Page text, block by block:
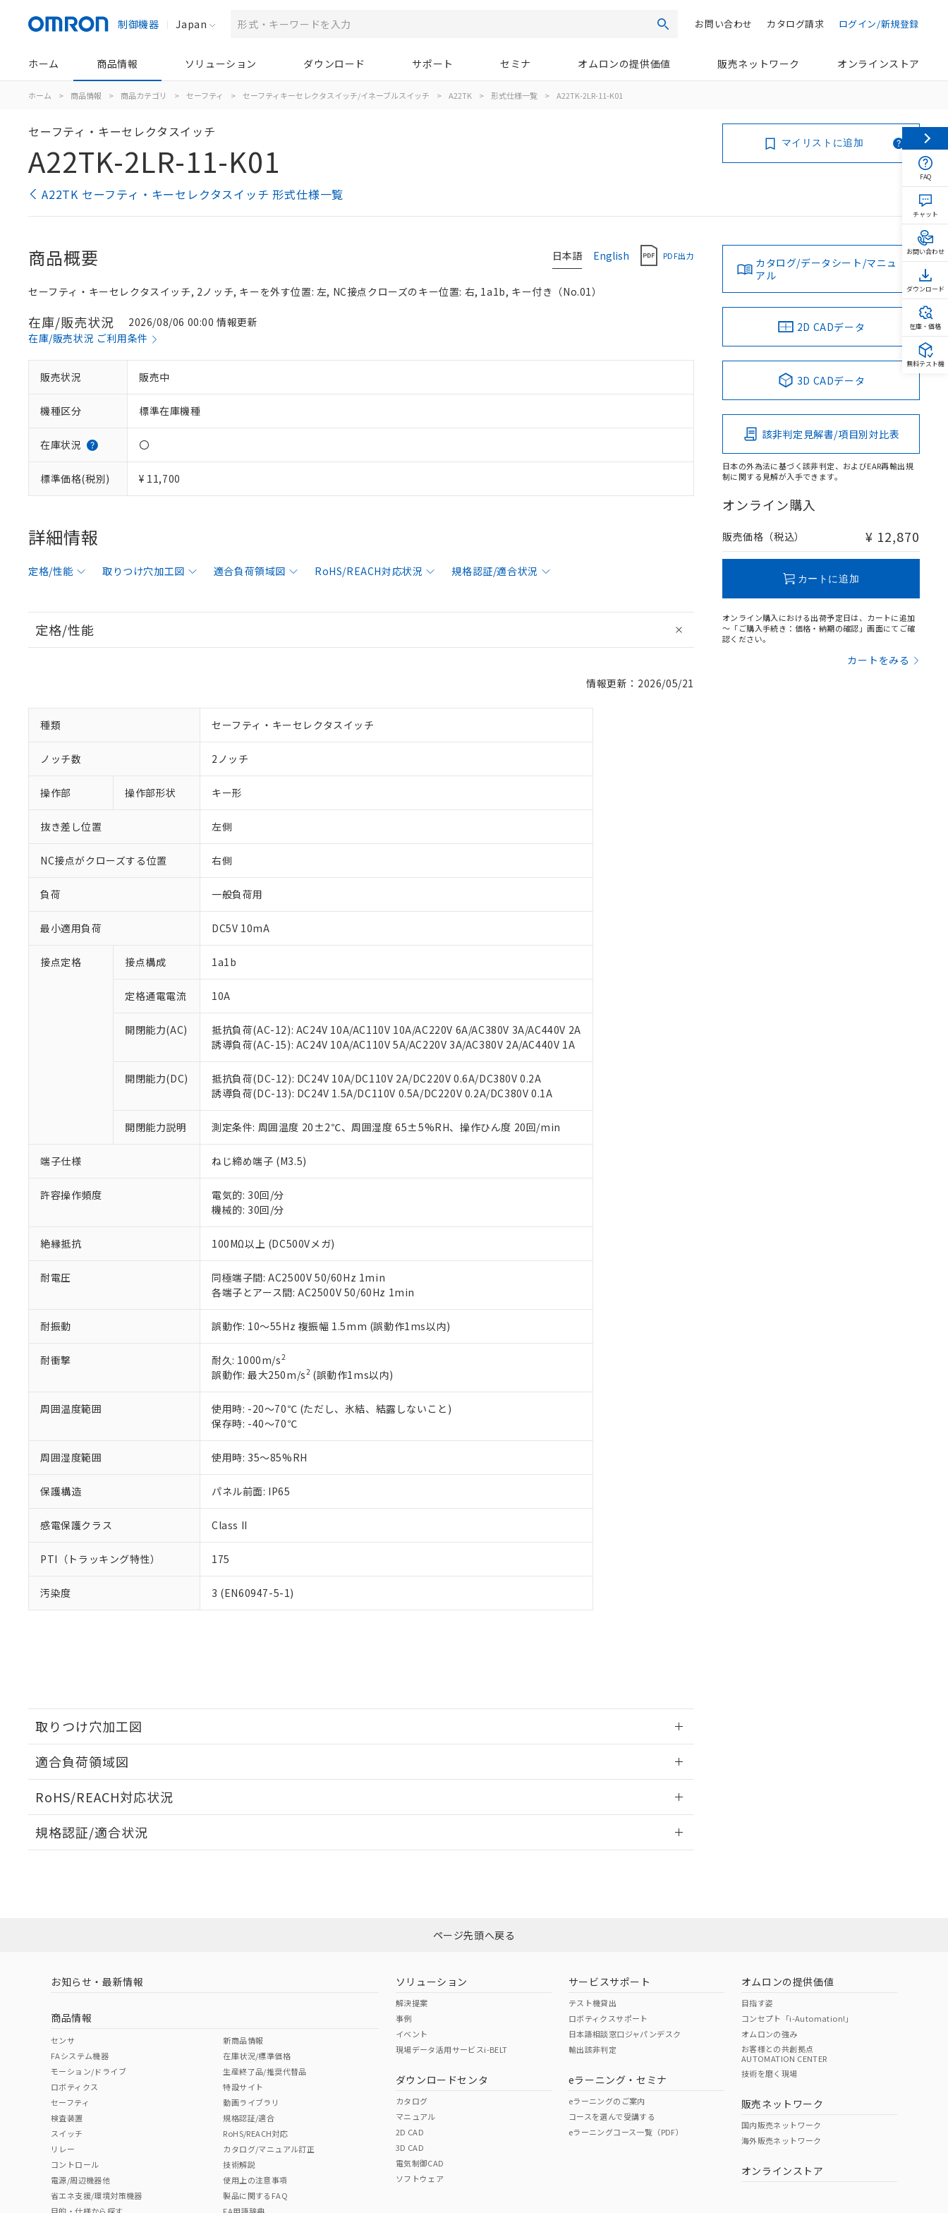
制御機器 Japan 検索 ログイン/新規登録
カタログ請求
お問い合わせ
ホーム 商品情報 ソリューション ダウンロード サポート セミナ オムロンの提供価値 販売ネットワーク オンラインストア
ホーム > 商品情報 > 商品カテゴリ > セーフティ > セーフティキーセレクタスイッチ/イネーブルスイッチ > A22TK > 形式仕様一覧 > A22TK-2LR-11-K01
セーフティ・キーセレクタスイッチ
A22TK-2LR-11-K01
A22TK セーフティ・キーセレクタスイッチ 形式仕様一覧
マイリストに追加
日本語 English PDF出力
商品概要
セーフティ・キーセレクタスイッチ, 2ノッチ, キーを外す位置: 左, NC接点クローズのキー位置: 右, 1a1b, キー付き（No.01）
在庫/販売状況
2026/08/06 00:00 情報更新
在庫/販売状況 ご利用条件
販売状況 販売中
機種区分 標準在庫機種
在庫状況 〇
標準価格(税別) ¥ 11,700
詳細情報
定格/性能 取りつけ穴加工図 適合負荷領域図 RoHS/REACH対応状況 規格認証/適合状況
定格/性能
情報更新：2026/05/21
種類 セーフティ・キーセレクタスイッチ
ノッチ数 2ノッチ
操作部 操作部形状 キー形
抜き差し位置 左側
NC接点がクローズする位置 右側
負荷 一般負荷用
最小適用負荷 DC5V 10mA
接点定格 接点構成 1a1b
定格通電電流 10A
開閉能力(AC)
抵抗負荷(AC-12): AC24V 10A/AC110V 10A/AC220V 6A/AC380V 3A/AC440V 2A
誘導負荷(AC-15): AC24V 10A/AC110V 5A/AC220V 3A/AC380V 2A/AC440V 1A
開閉能力(DC)
抵抗負荷(DC-12): DC24V 10A/DC110V 2A/DC220V 0.6A/DC380V 0.2A
誘導負荷(DC-13): DC24V 1.5A/DC110V 0.5A/DC220V 0.2A/DC380V 0.1A
開閉能力説明 測定条件: 周囲温度 20±2℃、周囲湿度 65±5%RH、操作ひん度 20回/min
端子仕様 ねじ締め端子 (M3.5)
許容操作頻度
電気的: 30回/分
機械的: 30回/分
絶縁抵抗 100MΩ以上 (DC500Vメガ)
耐電圧
同極端子間: AC2500V 50/60Hz 1min
各端子とアース間: AC2500V 50/60Hz 1min
耐振動 誤動作: 10～55Hz 複振幅 1.5mm (誤動作1ms以内)
耐衝撃 耐久: 1000m/s2
誤動作: 最大250m/s2(誤動作1ms以内)
周囲温度範囲
使用時: -20～70℃ (ただし、氷結、結露しないこと)
保存時: -40～70℃
周囲湿度範囲 使用時: 35～85%RH
保護構造 パネル前面: IP65
感電保護クラス Class II
PTI（トラッキング特性） 175
汚染度 3 (EN60947-5-1)
取りつけ穴加工図
適合負荷領域図
RoHS/REACH対応状況
EU RoHS 注意事項・凡例
ダウンロードはこちら
中国 RoHS 注意事項・凡例
中国 RoHS表
Pb Hg Cr(VI)
O O
"対応済み"や非含有の記載がされた商品であっても、流通在庫等で未対応品が混在する可能性があります。
非含有品が必要な際は、弊社営業部門もしくは販売店へお問い合わせください。
規格認証/適合状況
（イギリス
（ノルウェー
（日本
（アメリカ
この製品の規格認証/適合状況ページへ
その他の認証はこちらのページからご検索ください
カタログ/データシート/マニュ
アル
2D CADデータ
3D CADデータ
該非判定見解書/項目別対比表
日本の外為法に基づく該非判定、およびEAR再輸出規
制に関する見解が入手できます。
オンライン購入
販売価格（税込） ¥ 12,870
カートに追加
オンライン購入における出荷予定日は、カートに追加
～「ご購入手続き：価格・納期の確認」画面にてご確
認ください。
カートをみる
ご利用条件
以下の条件をお読みいただき、同意のうえご利用ください。
本サービスは、当社制御機器事業取扱商品の当社在庫状況および標準価格(税抜)を提供させていただ
くものです。
当社制御機器事業取扱商品の中には、本サービスの対象外となる商品もあることをご了承ください。
在庫状況および標準価格照会結果は、記載している更新日時点での社内データに基づき作成されるも
のであり、閲覧された時点での実際の在庫および標準価格とは異なる場合があることをご了承くださ
正式な納期状況および標準価格はお客様のお取引先、またはお客様担当のオムロン制御機器販売店・
当社販売員にご相談ください。
オムロン制御機器販売店や当社販売拠点は「
在庫状況および標準価格結果を当社の事前の承諾なく第三者に漏洩または開示しないようお願いしま
す。
マイパーツ機能（部品リスト作成サービス）をご利用いただくには、I-Webメンバーズにご登録され
ている必要があります。
お客様が当ウェブサイト上で当社にご登録された部品リストについて、当社および当社の共同利用者
が、当社の製品・サービスに関するお客様との取引・商談に必要な範囲で利用することをご了承くだ
さい。
※当社の共同利用者とは、"個人情報の共同利用に関して"
※1 対応状況
対応済み：EU RoHS指令（10物質）の非含有に対応した製品が提供可能な商品です。
対応予定：EU RoHS指令（10物質）の非含有に対応した製品に切り替える予定のある商品です。
対応予定なし：EU RoHS指令（10物質）の非含有に非対応の商品で、対応品を出す予定はありません。
調査・確認中：EU RoHS指令（10物質）の非含有の対応状況を調査中または確認中の商品です。
非該当品：ライセンス料など無形物で、有害物質有無と関係のない商品です。
仕入先様の事情により、非含有部品としていたものが、含有品と判明した場合などやむを得ず変更すること
*EU RoHS指令（10物質）：
鉛(Pb) 1000ppm以下、 水銀(Hg) 1000ppm以下、 カドミウム(Cd) 100ppm以下、
フタル酸ビス(2-エチルヘキシル) (DEHP)(別名：DOP) 1000ppm以下、フタル酸ブチルベンジル（BBP） 1000ppm以下、フタル酸ジブチ
フタル酸エステル類の４物質については閾値を超える意図的な使用がないことを確認しています。
※2 対応予定月
※3 非含有証明書ダウンロード
下記の非含有証明書をダウンロードすることができます。
EU RoHS指令（10物質）の非含有証明書
51物質の非含有証明書（当社基準）
※本証明書は発行日時点で非含有を証明するもので、過去に遡って非含有を証明するものではありません。
また、RoHS指令のフタル酸エステル類４物質の対応では、対応完了までの期間は出荷製品に未対応品が
混在することから備考欄に対応日を記載しておりました。
既に当社にて対応品への在庫切替を完了していることから、特段のことがない限り、2022年1月12日よ
り割愛しております。
※1 中国RoHS○×表
「○」：最大均質材料含有率が中国RoHSの基準値以下であることを示します。
「×」：最大均質材料含有率が中国RoHSの基準値を超えていることを示します。
「－」：未確認です。当社販売部門へお問い合わせください。
Pb(鉛) :1000ppm、 Hg(水銀) : 1000ppm、 Cd(カドミウム) : 100ppm、
Cr(Ⅵ)(六価クロム) : 1000ppm、 PBBs(ポリ臭化ビフェニル類) : 1000ppm、 PBDEs(ポリ臭化ジフェニルエーテル類) : 1000ppm、
DBP(フタル酸ジブチル) : 1000ppm、 DIBP(フタル酸ジイソブチル) : 1000ppm、 BBP(フタル酸ブチルベンジル) : 1000ppm、
DEHP(フタル酸ビス(2-エチルヘキシル)) : 1000ppm
※2 環境保護使用期限
「ｅ」：有害物質（10物質）のすべてが基準値以下であることを示します。
「10」：通常の使用状況下において有害物質が外部に漏えいし、環境に深刻な影響を及ぼさない年数を意
味します。
「－」：未確認です。当社販売部門へお問い合わせください。
当社は、これら貴社製品のうち、外国為替および外国貿易法に定める商品（以下｢規制貨物等」とい
う）を輸出または国外への提供する場合は、日本国政府の輸出許可(または役務取引許可)を取得する
などの必要な手続きをとります。
当社は規制貨物を破棄する場合は、完全に破砕するなど、違法に輸出されないよう必要な手段を講じ
ます。
置等に一切使用いたしません。
当社は、貴社製品を第三者に販売する場合は、上記1、2および3の内容を当該第三者に通知します。
また当社は、販売先および販売に係わる関係者が違法に輸出するおそれがある場合は、取り引きをい
合意する キャンセル
記
号
説明
○ 一定数以上の在庫あり
△ 一定数には満たないが在庫あり
－
在庫なし(最新の在庫状況については、お客様のお取引先、またはお客様担当のオムロン制御
機器販売店・当社販売員にご確認ください)
空
白
受注生産機種、また在庫状況の情報を公開していない機種
ページ先頭へ戻る
お知らせ・最新情報
商品情報
センサ
FAシステム機器
モーション/ドライブ
ロボティクス
セーフティ
検査装置
スイッチ
リレー
コントロール
電源/周辺機器他
省エネ支援/環境対策機器
新商品情報
在庫状況/標準価格
生産終了品/推奨代替品
特設サイト
動画ライブラリ
規格認証/適合
RoHS/REACH対応
カタログ/マニュアル訂正
技術解説
使用上の注意事項
製品に関するFAQ
ソリューション
解決提案
事例
イベント
現場データ活用サービスi-BELT
ダウンロードセンタ
カタログ
マニュアル
2D CAD
3D CAD
電気制御CAD
ソフトウェア
サービスサポート
テスト機貸出
ロボティクスサポート
日本語相談窓口ジャパンデスク
輸出該非判定
eラーニング・セミナ
eラーニングのご案内
コースを選んで受講する
eラーニングコース一覧（PDF）
オムロンの提供価値
目指す姿
コンセプト「i-Automation!」
オムロンの強み
お客様との共創拠点
AUTOMATION CENTER
技術を磨く現場
販売ネットワーク
国内販売ネットワーク
海外販売ネットワーク
オンラインストア
FAQ
チャット
お問い合わせ
ダウンロード
在庫・価格
無料テスト機